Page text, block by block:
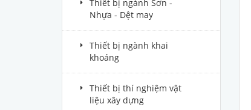
Thiết bị ngành Sơn -
Nhựa - Dệt may
Thiết bị ngành khai
khoáng
Thiết bị thí nghiệm vật
liệu xây dựng